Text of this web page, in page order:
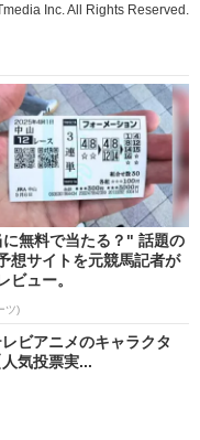
Inc. All Rights Reserved.
無料で当たる？" 話題の
想サイトを元競馬記者が
ビュー。
ツ)
ビアニメのキャラクタ
気投票実...